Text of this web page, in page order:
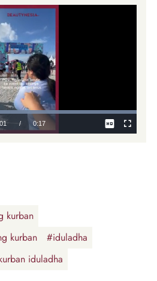
kurban
kurban
#iduladha
iduladha